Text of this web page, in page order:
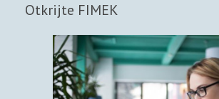
Otkrijte FIMEK